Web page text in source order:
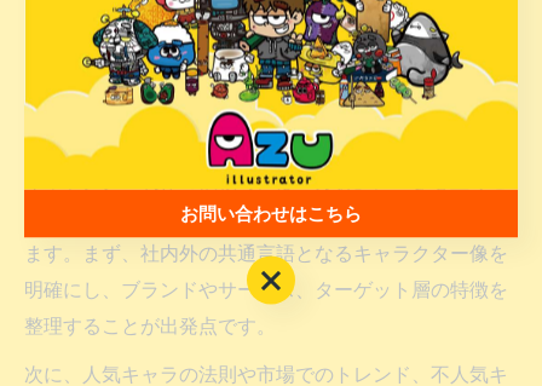
計を意識し、ブランドの「顔」として永続的に活躍でき
る要素を制作に取り入れましょう。
制作依頼で重視すべきキャラクター分析コツ
キャラクター制作の依頼時には「分析」に重きを置くこ
とで、より戦略的かつ効果的なキャラクターを生み出せ
ます。まず、社内外の共通言語となるキャラクター像を
明確にし、ブランドやサービス、ターゲット層の特徴を
整理することが出発点です。
次に、人気キャラの法則や市場でのトレンド、不人気キ
お問い合わせはこちら
お問い合わせはこちら